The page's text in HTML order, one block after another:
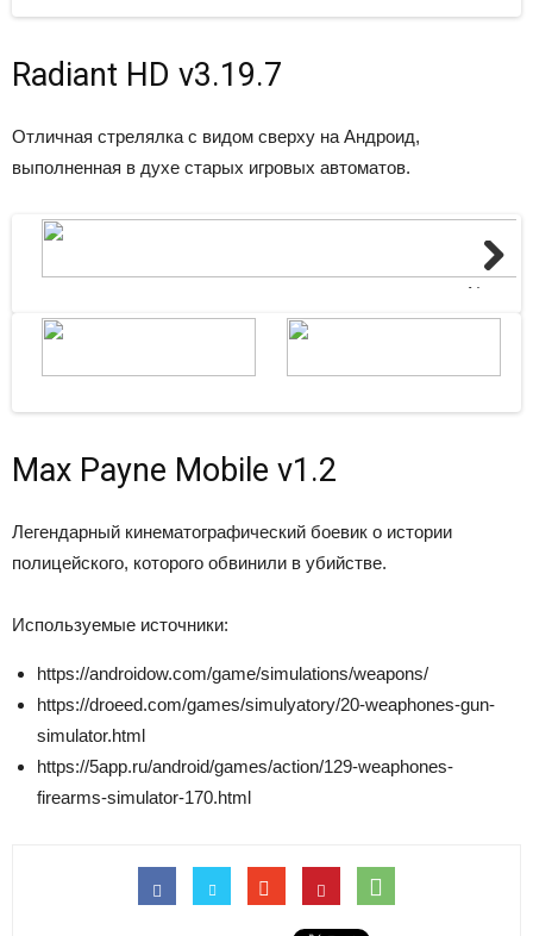
Radiant HD v3.19.7
Отличная стрелялка с видом сверху на Андроид,
выполненная в духе старых игровых автоматов.
Next
Max Payne Mobile v1.2
Легендарный кинематографический боевик о истории
полицейского, которого обвинили в убийстве.
Используемые источники:
https://androidow.com/game/simulations/weapons/
https://droeed.com/games/simulyatory/20-weaphones-gun-
simulator.html
https://5app.ru/android/games/action/129-weaphones-
firearms-simulator-170.html